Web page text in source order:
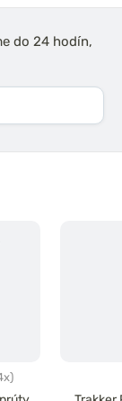
do 24 hodín,